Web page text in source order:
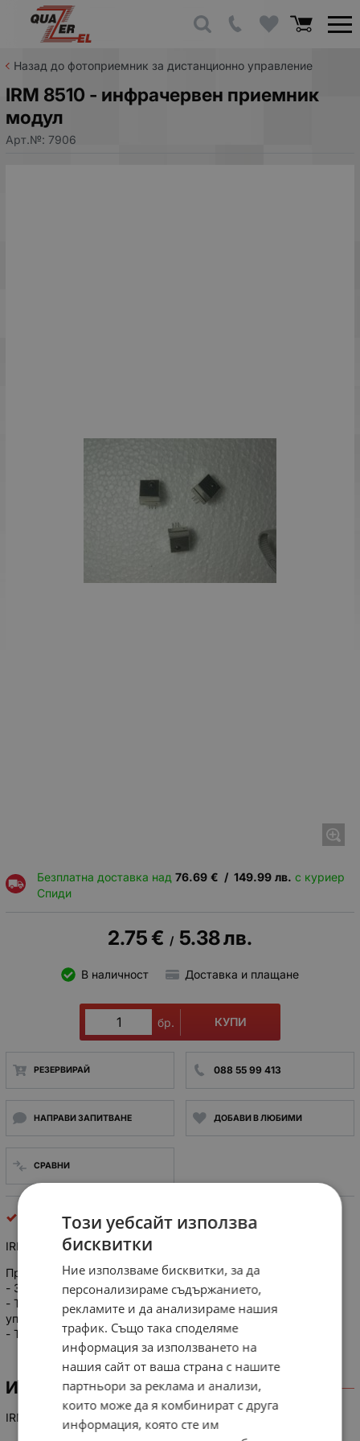
Назад до фотоприемник за дистанционно управление
IRM 8510 - инфрачервен приемник
модул
Арт.№: 7906
Безплатна доставка над 76.69 € / 149.99 лв. с куриер
Спиди
2.75€ / 5.38лв.
В наличност Доставка и плащане
бр. КУПИ
РЕЗЕРВИРАЙ 088 55 99 413
НАПРАВИ ЗАПИТВАНЕ ДОБАВИ В ЛЮБИМИ
СРАВНИ
фотоприемник за дистанционно управление
IRM 8510 - инфрачервен приемник модул
Приемник на инфрачервен модул
- 38-42 KHz модулация.
- Този модул обикновено се използва за дистанционно
управление на приемници
- TTL изходно ниво
ИНФОРМАЦИЯ
IRM 8510 - infra red receiver module
Този уебсайт използва
бисквитки
Ние използваме бисквитки, за да
персонализираме съдържанието,
рекламите и да анализираме нашия
трафик. Също така споделяме
информация за използването на
нашия сайт от ваша страна с нашите
партньори за реклама и анализи,
които може да я комбинират с друга
информация, която сте им